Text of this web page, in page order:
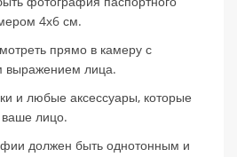
4х6 см.
прямо в камеру с
выражением лица.
и любые аксессуары, которые
ваше лицо.
должен быть однотонным и